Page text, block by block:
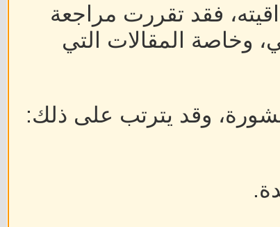
فقد تقررت مراجعة
وخاصة المقالات التي
وقد يترتب على ذلك: